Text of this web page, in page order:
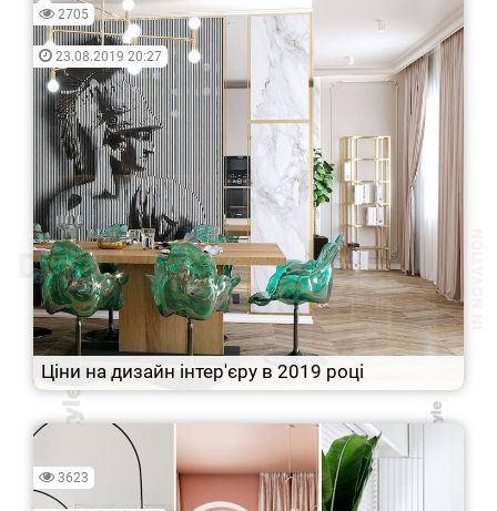
2705
23.08.2019 20:27
Ціни на дизайн інтер'єру в 2019 році
3623